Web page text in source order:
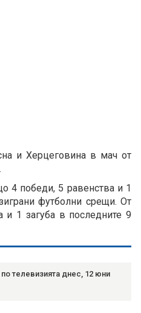
и Херцеговина в мач от
4 победи, 5 равенства и 1
футболни срещи. От
и 1 загуба в последните 9
телевизията днес, 12 юни